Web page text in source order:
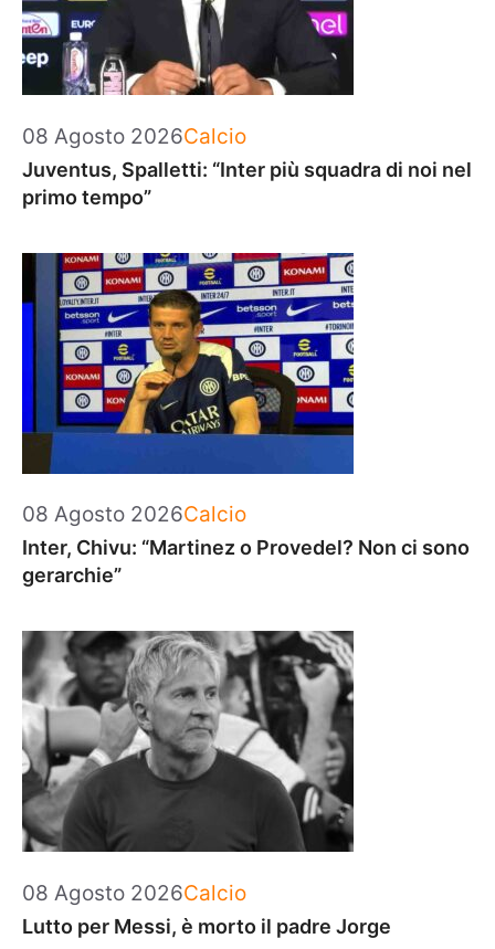
08 Agosto 2026Categorie
Calcio
Juventus, Spalletti: “Inter più squadra di noi nel
primo tempo”
08 Agosto 2026Categorie
Calcio
Inter, Chivu: “Martinez o Provedel? Non ci sono
gerarchie”
08 Agosto 2026Categorie
Calcio
Lutto per Messi, è morto il padre Jorge